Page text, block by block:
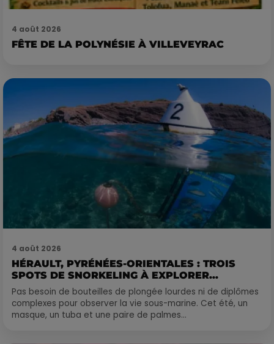
4 août 2026
FÊTE DE LA POLYNÉSIE À VILLEVEYRAC
4 août 2026
HÉRAULT, PYRÉNÉES-ORIENTALES : TROIS
SPOTS DE SNORKELING À EXPLORER...
Pas besoin de bouteilles de plongée lourdes ni de diplômes
complexes pour observer la vie sous-marine. Cet été, un
masque, un tuba et une paire de palmes...